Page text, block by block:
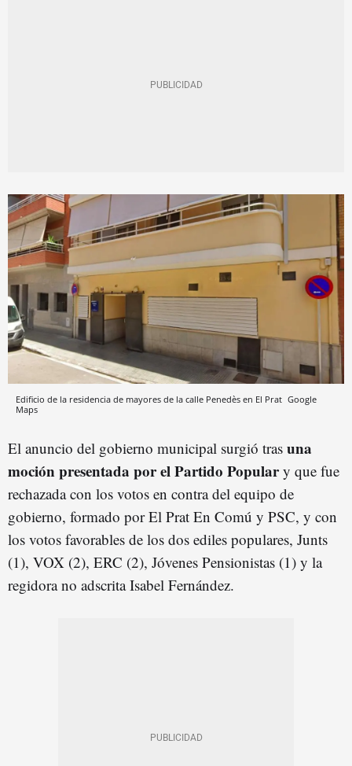
Edificio de la residencia de mayores de la calle Penedès en El Prat Google
Maps
El anuncio del gobierno municipal surgió tras una
moción presentada por el Partido Populary que fue
rechazada con los votos en contra del equipo de
gobierno, formado por El Prat En Comú y PSC, y con
los votos favorables de los dos ediles populares, Junts
(1), VOX (2), ERC (2), Jóvenes Pensionistas (1) y la
regidora no adscrita Isabel Fernández.